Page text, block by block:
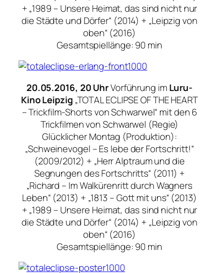
+ „1989 – Unsere Heimat, das sind nicht nur
die Städte und Dörfer“ (2014) + „Leipzig von
oben“ (2016)
Gesamtspiellänge: 90 min
20.05.2016, 20 UhrVorführung imLuru-
Kino Leipzig „TOTAL ECLIPSE OF THE HEART
– Trickfilm-Shorts von Schwarwel“ mit den 6
Trickfilmen von Schwarwel (Regie)
Glücklicher Montag (Produktion):
„Schweinevogel – Es lebe der Fortschritt!“
(2009/2012) + „Herr Alptraum und die
Segnungen des Fortschritts“ (2011) +
„Richard – Im Walkürenritt durch Wagners
Leben“ (2013) + „1813 – Gott mit uns“ (2013)
+ „1989 – Unsere Heimat, das sind nicht nur
die Städte und Dörfer“ (2014) + „Leipzig von
oben“ (2016)
Gesamtspiellänge: 90 min